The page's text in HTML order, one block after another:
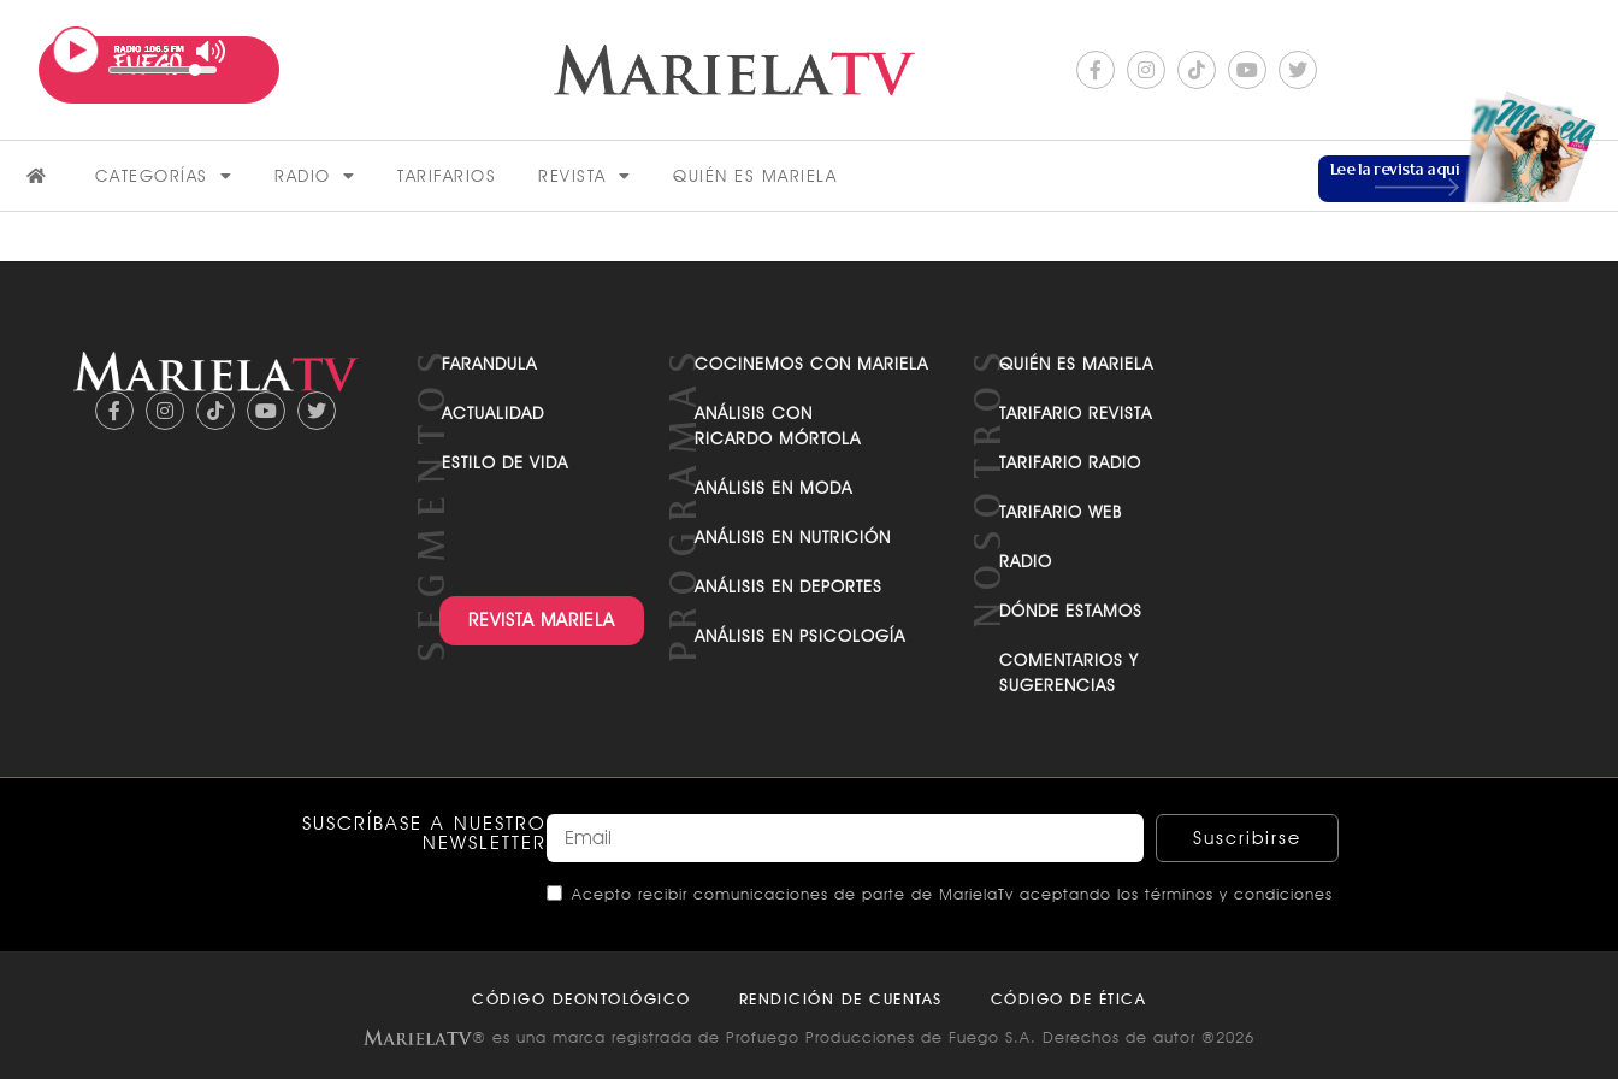
CATEGORÍAS RADIO TARIFARIOS REVISTA QUIÉN ES MARIELA Lee la revista aquí
FARÁNDULA ACTUALIDAD
VER TODAS LAS CATEGORÍAS
FARANDULA
ACTUALIDAD
ESTILO DE VIDA
REVISTA MARIELA
COCINEMOS CON MARIELA
ANÁLISIS CON
RICARDO MÓRTOLA
ANÁLISIS EN MODA
ANÁLISIS EN NUTRICIÓN
ANÁLISIS EN DEPORTES
ANÁLISIS EN PSICOLOGÍA
QUIÉN ES MARIELA
TARIFARIO REVISTA
TARIFARIO RADIO
TARIFARIO WEB
RADIO
DÓNDE ESTAMOS
COMENTARIOS Y
SUGERENCIAS
SUSCRÍBASE A NUESTRO
NEWSLETTER
Suscribirse
Acepto recibir comunicaciones de parte de MarielaTv aceptando los términos y condiciones
This
should
be left
CÓDIGO DEONTOLÓGICO RENDICIÓN DE CUENTAS
CÓDIGO DE ÉTICA
® es una marca registrada de Profuego Producciones de Fuego S.A. Derechos de autor ®2026